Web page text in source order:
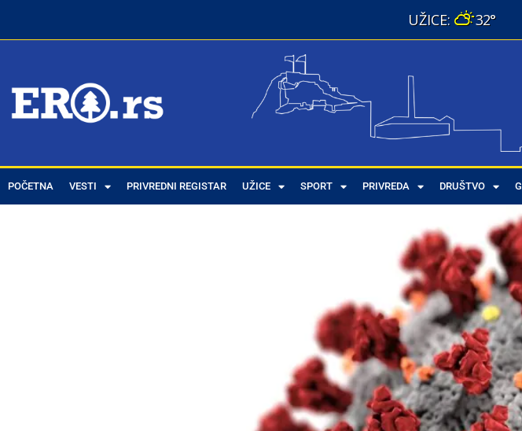
32°
POČETNA VESTI PRIVREDNI REGISTAR UŽICE SPORT PRIVREDA DRUŠTVO